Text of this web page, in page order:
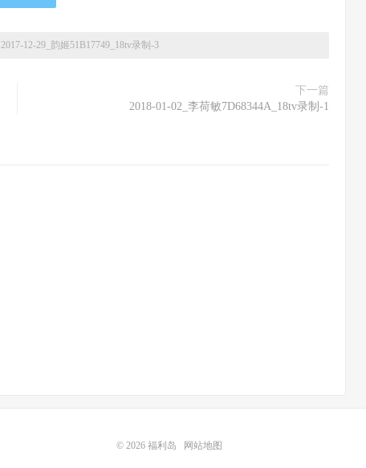
2017-12-29_韵姬51B17749_18tv录制-3
下一篇
2018-01-02_李荷敏7D68344A_18tv录制-1
© 2026 福利岛 网站地图